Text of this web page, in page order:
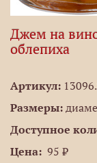
Джем на
облепиха
Артикул:
Размеры:
Доступное
Цена: 95 ₽